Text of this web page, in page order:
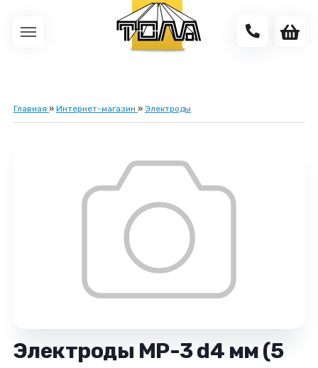
Главная » Интернет-магазин » Электроды
Электроды МР-3 d4 мм (5